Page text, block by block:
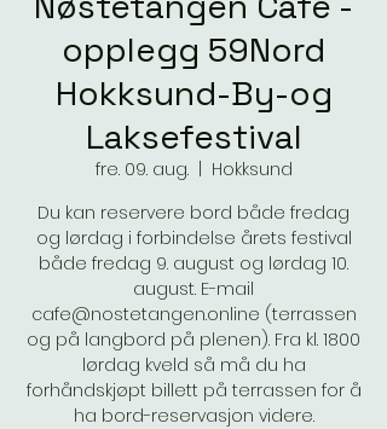
opplegg 59Nord
Hokksund-By-og
Laksefestival
fre. 09. aug.
  |
Hokksund
Du kan reservere bord både fredag
og lørdag i forbindelse årets festival
både fredag 9. august og lørdag 10.
august. E-mail
cafe@nostetangen.online (terrassen
og på langbord på plenen). Fra kl. 1800
lørdag kveld så må du ha
forhåndskjøpt billett på terrassen for å
ha bord-reservasjon videre.